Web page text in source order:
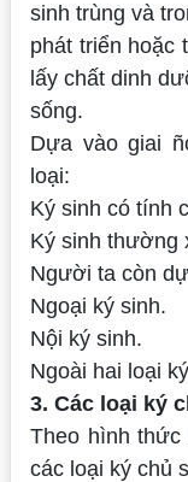
sinh trùng và
phát triển hoặc
lấy chất dinh
sống.
Dựa vào giai
loại:
Ký sinh có tính
Ký sinh thường
Người ta còn
Ngoại ký sinh.
Nội ký sinh.
Ngoài hai loại
3. Các loại ký
Theo hình thức
các loại ký chủ